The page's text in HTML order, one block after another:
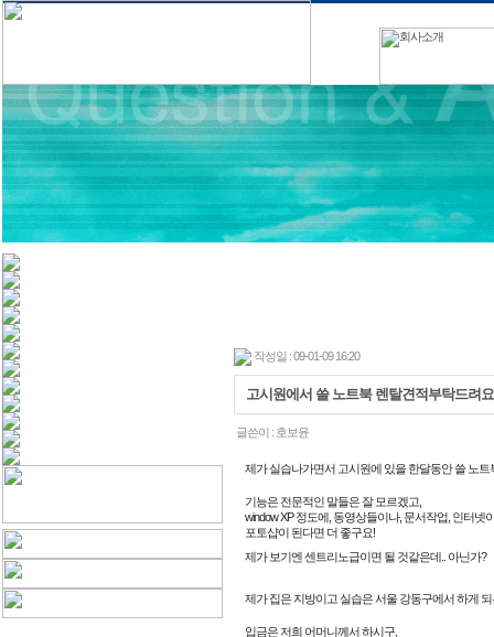
작성일 : 09-01-09 16:20
고시원에서 쓸 노트북 렌탈견적부탁드려
글쓴이 : 호보윤
제가 실습나가면서 고시원에 있을 한달동안 쓸 노트
기능은 전문적인 말들은 잘 모르겠고,
window XP 정도에, 동영상들이나, 문서작업, 인터넷
포토샵이 된다면 더 좋구요!
제가 보기엔 센트리노급이면 될 것같은데.. 아닌가?
제가 집은 지방이고 실습은 서울 강동구에서 하게
입금은 저희 어머니께서 하시구,